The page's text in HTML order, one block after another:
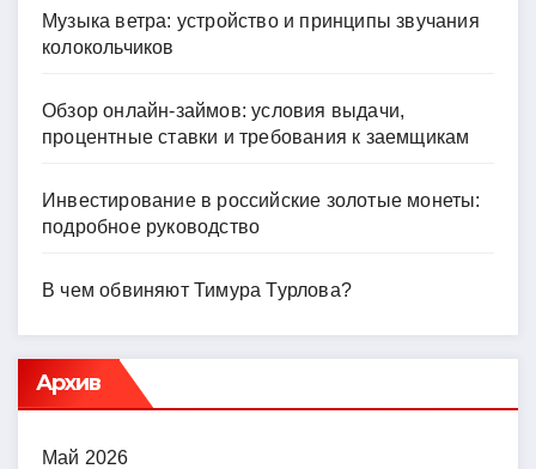
Музыка ветра: устройство и принципы звучания
колокольчиков
Обзор онлайн-займов: условия выдачи,
процентные ставки и требования к заемщикам
Инвестирование в российские золотые монеты:
подробное руководство
В чем обвиняют Тимура Турлова?
Архив
Май 2026